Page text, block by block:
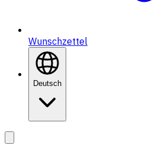
Wunschzettel
Deutsch